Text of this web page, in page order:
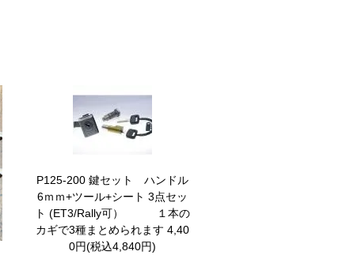
P125-200 鍵セット ハンドル
6ｍｍ+ツール+シート 3点セッ
ト (ET3/Rally可） １本の
カギで3種まとめられます 4,40
0円(税込4,840円)